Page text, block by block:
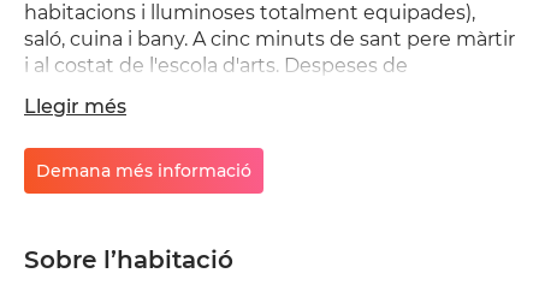
habitacions i lluminoses totalment equipades),
saló, cuina i bany. A cinc minuts de sant pere màrtir
i al costat de l'escola d'arts. Despeses de
inclosos en el preu.
Llegir més
Demana més informació
Sobre l’habitació